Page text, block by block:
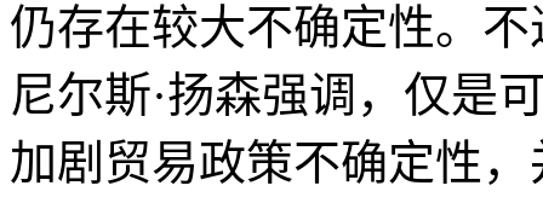
仍存在较大不确定性。
尼尔斯·扬森强调，仅是
加剧贸易政策不确定性